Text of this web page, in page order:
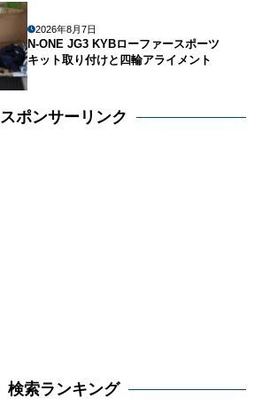
2026年8月7日
N-ONE JG3 KYBローファースポーツ
キット取り付けと四輪アライメント
スポンサーリンク
検索ランキング